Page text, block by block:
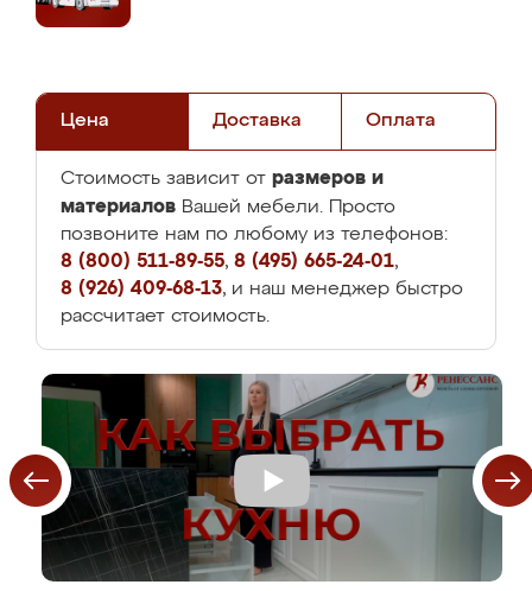
Цена Доставка Оплата
Стоимость зависит от размеров и
материалов Вашей мебели. Просто
позвоните нам по любому из телефонов:
8 (800) 511-89-55, 8 (495) 665-24-01,
8 (926) 409-68-13, и наш менеджер быстро
рассчитает стоимость.